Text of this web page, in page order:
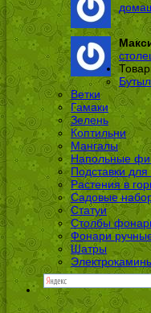
Ветки
Гамаки
Зелень
Коптильни
Мангалы
Напольные
Подставки для
Растения в
Садовые
Статуи
Столбы
Фонари
Шатры